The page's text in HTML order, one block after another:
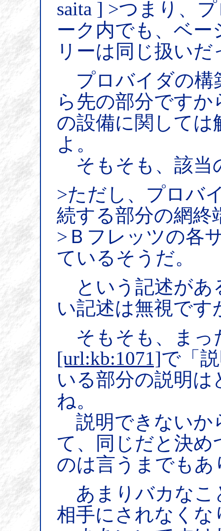
saita ] >つまり、
ーク内でも、ベ
リーは同じ扱い
プロバイダの構
ら先の部分です
の設備に関して
よ。
そもそも、該当
>ただし、プロバ
続する部分の網終
>Ｂフレッツの各
ているそうだ。
という記述があ
い記述は無視で
そもそも、まっ
[url:kb:1071]で「
いる部分の説明
ね。
説明できないか
て、同じだと決
のは言うまでもあ
あまりバカなこ
相手にされなくな